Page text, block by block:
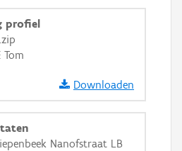
profiel
Tom
Downloaden
Nanofstraat LB